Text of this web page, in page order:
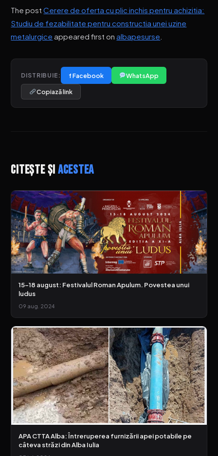
The postCerere de oferta cu plic inchis pentru achizitia:
Studiu de fezabilitate pentru constructia unei uzine
metalurgice appeared first onalbapesurse
DISTRIBUIE: f Facebook WhatsApp
Copiază link
Citește șiacestea
15-18 august: Festivalul Roman Apulum. Povestea unui
ludus
09 aug. 2024
APA CTTA Alba: Întreruperea furnizării apei potabile pe
câteva străzi din Alba Iulia